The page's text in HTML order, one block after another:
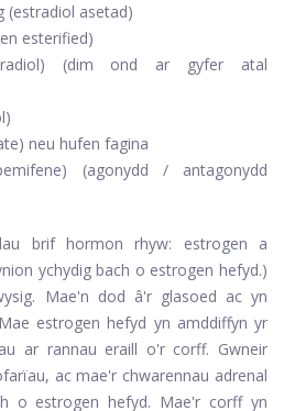
(estradiol asetad)
esterified)
(dim ond ar gyfer atal
neu hufen fagina
(agonydd / antagonydd
brif hormon rhyw: estrogen a
ychydig bach o estrogen hefyd.)
Mae'n dod â'r glasoed ac yn
estrogen hefyd yn amddiffyn yr
ar rannau eraill o'r corff. Gwneir
ac mae'r chwarennau adrenal
o estrogen hefyd. Mae'r corff yn